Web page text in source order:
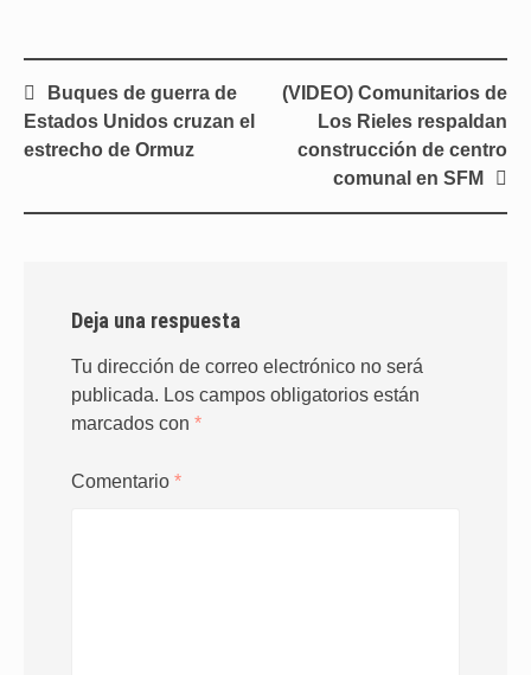
Navegación
de
entradas
Buques de guerra de
Estados Unidos cruzan el
estrecho de Ormuz
(VIDEO) Comunitarios de
Los Rieles respaldan
construcción de centro
comunal en SFM
Deja una respuesta
Tu dirección de correo electrónico no será
publicada. Los campos obligatorios están
marcados con *
Comentario *